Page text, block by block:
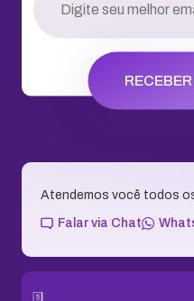
Atendemos você todos
Falar via Chat